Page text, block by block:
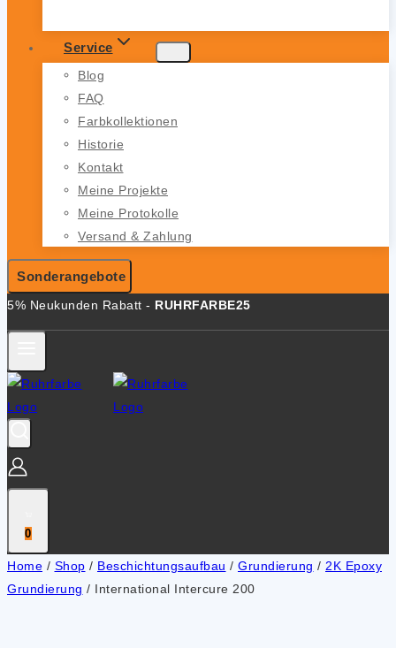
Service
Blog
FAQ
Farbkollektionen
Historie
Kontakt
Meine Projekte
Meine Protokolle
Versand & Zahlung
Sonderangebote
5% Neukunden Rabatt - RUHRFARBE25
0
Home / Shop / Beschichtungsaufbau / Grundierung / 2K Epoxy
Grundierung / International Intercure 200